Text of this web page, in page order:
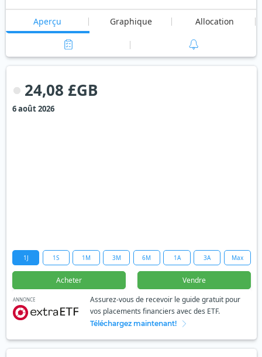
Aperçu Graphique Allocation
24,08 £GB
6 août 2026
1J 1S 1M 3M 6M 1A 3A Max
Acheter Vendre
ANNONCE
Assurez-vous de recevoir le guide gratuit pour
vos placements financiers avec des ETF.
Téléchargez maintenant!